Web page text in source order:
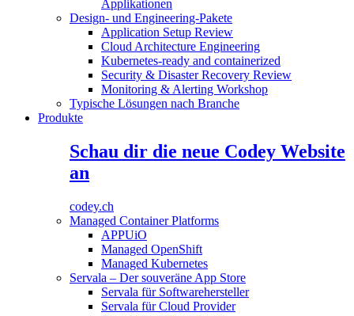
Applikationen
Design- und Engineering-Pakete
Application Setup Review
Cloud Architecture Engineering
Kubernetes-ready and containerized
Security & Disaster Recovery Review
Monitoring & Alerting Workshop
Typische Lösungen nach Branche
Produkte
Schau dir die neue Codey Website
an
codey.ch
Managed Container Platforms
APPUiO
Managed OpenShift
Managed Kubernetes
Servala – Der souveräne App Store
Servala für Softwarehersteller
Servala für Cloud Provider